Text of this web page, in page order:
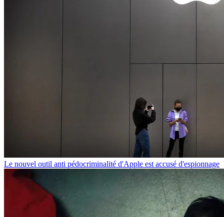
Le nouvel outil anti pédocriminalité d'Apple est accusé d'espionnage